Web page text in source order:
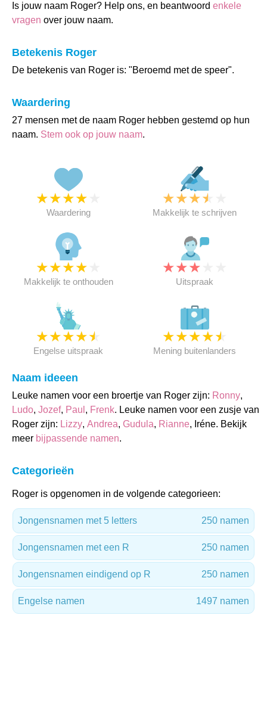
Is jouw naam Roger? Help ons, en beantwoord enkele
vragen over jouw naam.
Betekenis Roger
De betekenis van Roger is: "Beroemd met de speer".
Waardering
27 mensen met de naam Roger hebben gestemd op hun
naam. Stem ook op jouw naam.
★★★★
Waardering
★★★★
Makkelijk te schrijven
★★★★
Makkelijk te onthouden
★★★
Uitspraak
★★★★★
Engelse uitspraak
★★★★★
Mening buitenlanders
Naam ideeen
Leuke namen voor een broertje van Roger zijn: Ronny,
Ludo, Jozef, Paul , Frenk. Leuke namen voor een zusje van
Roger zijn: Lizzy, Andrea, Gudula, Rianne, Iréne. Bekijk
meer bijpassende namen.
Categorieën
Roger is opgenomen in de volgende categorieen:
Jongensnamen met 5 letters 250 namen
Jongensnamen met een R 250 namen
Jongensnamen eindigend op R 250 namen
Engelse namen 1497 namen